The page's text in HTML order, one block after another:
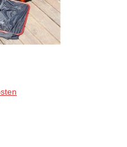
5 von 5 Sternen